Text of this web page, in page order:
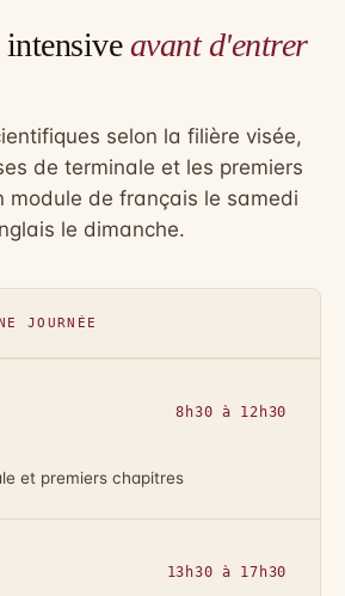
intensiveavant d'entrer
selon la filière visée,
de terminale et les premiers
module de français le samedi
le dimanche.
JOURNÉE
8h30 à 12h30
et premiers chapitres
13h30 à 17h30